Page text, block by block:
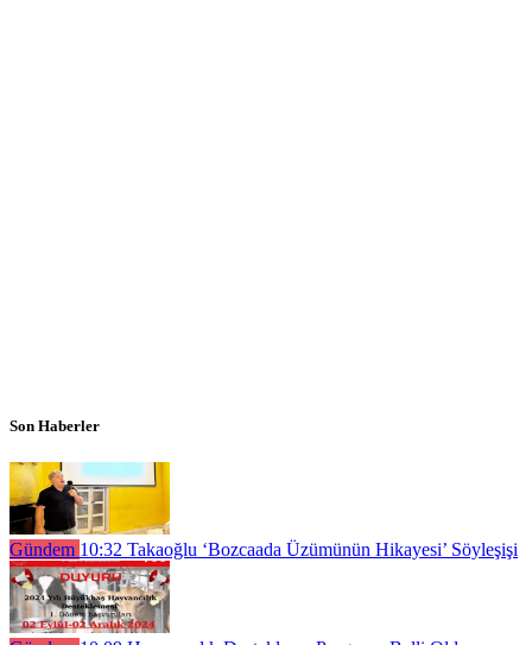
Son Haberler
Gündem 10:32 Takaoğlu ‘Bozcaada Üzümünün Hikayesi’ Söyleşişi